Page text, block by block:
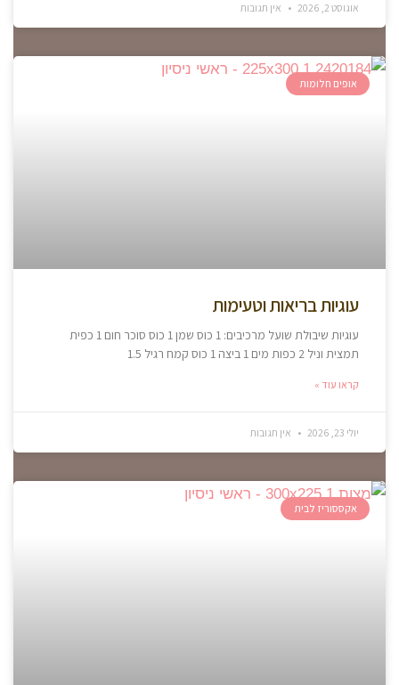
אוגוסט 2, 2026 אין תגובות
אופים חלומות
עוגיות בריאות וטעימות
עוגיות שיבולת שועל מרכיבים: 1 כוס שמן 1 כוס סוכר חום 1 כפית
תמצית וניל 2 כפות מים 1 ביצה 1 כוס קמח רגיל 1.5
קראו עוד »
יולי 23, 2026 אין תגובות
אקססוריז לבית